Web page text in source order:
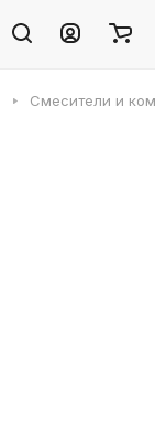
Смесители и